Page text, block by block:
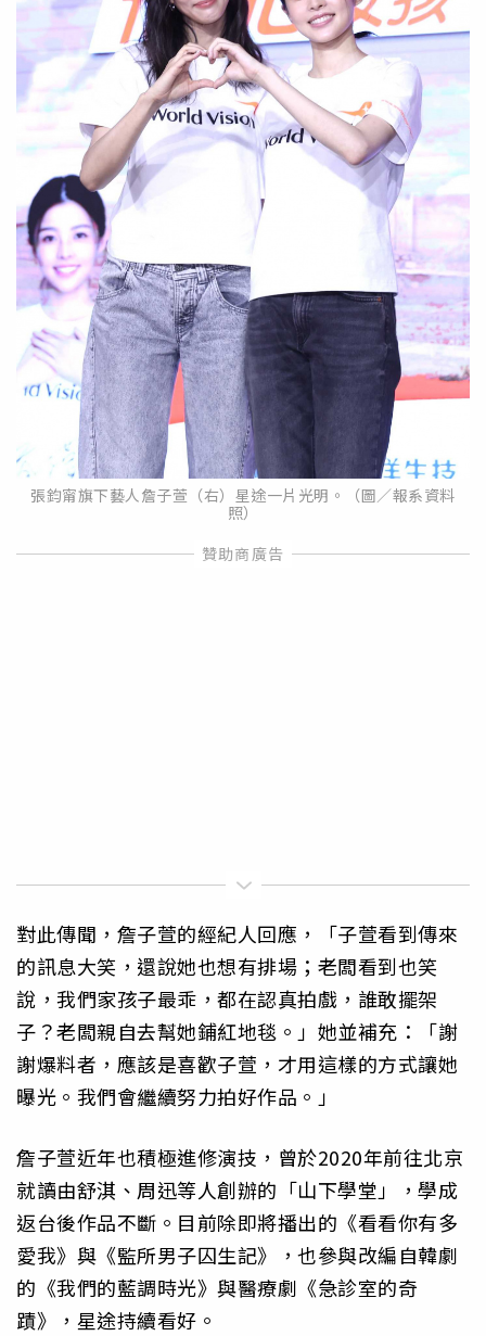
張鈞甯旗下藝人詹子萱（右）星途一片光明。（圖／報系資料
照）
對此傳聞，詹子萱的經紀人回應，「子萱看到傳來
的訊息大笑，還說她也想有排場；老闆看到也笑
說，我們家孩子最乖，都在認真拍戲，誰敢擺架
子？老闆親自去幫她鋪紅地毯。」她並補充：「謝
謝爆料者，應該是喜歡子萱，才用這樣的方式讓她
曝光。我們會繼續努力拍好作品。」
詹子萱近年也積極進修演技，曾於2020年前往北京
就讀由舒淇、周迅等人創辦的「山下學堂」，學成
返台後作品不斷。目前除即將播出的《看看你有多
愛我》與《監所男子囚生記》，也參與改編自韓劇
的《我們的藍調時光》與醫療劇《急診室的奇
蹟》，星途持續看好。